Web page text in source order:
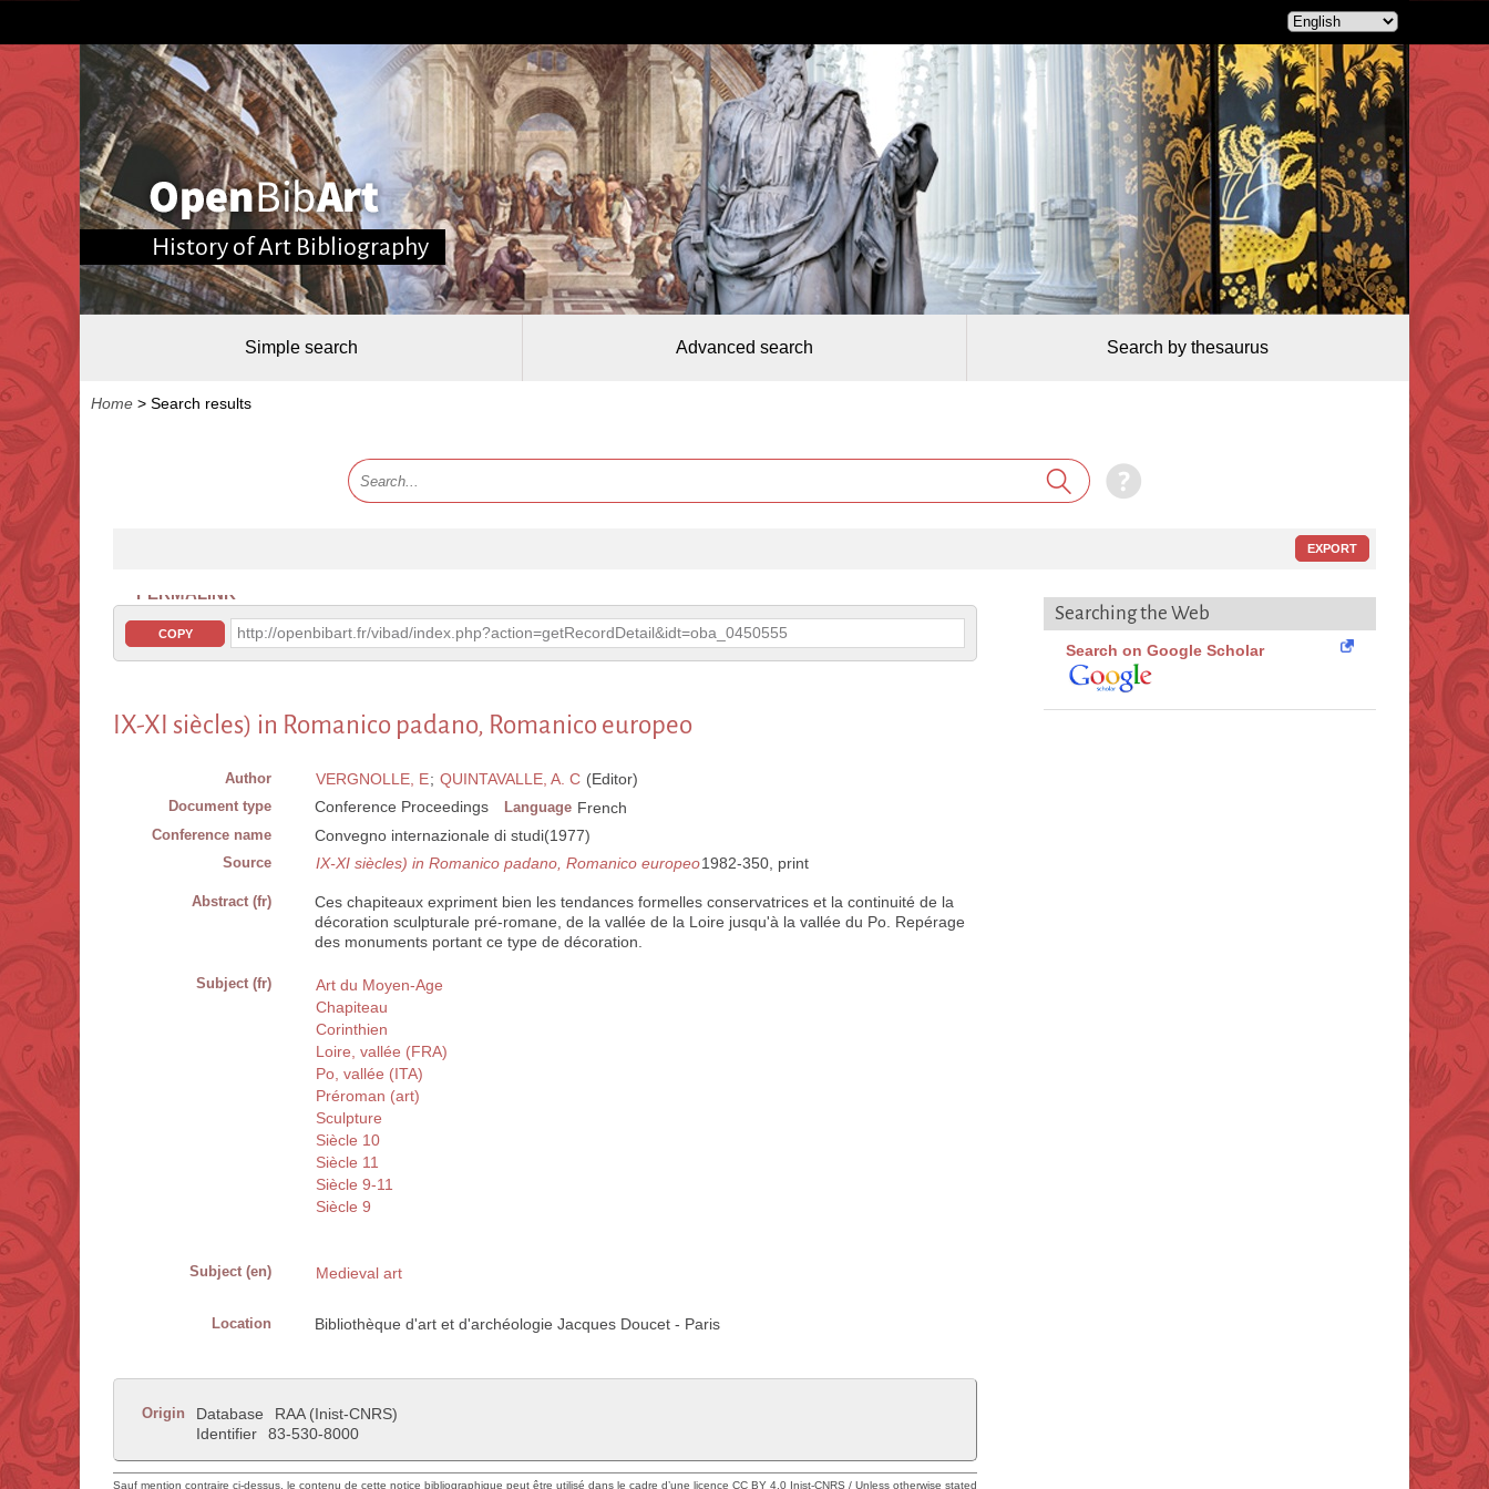
History of Art Bibliography
Simple search Advanced search Search by thesaurus
Home > Search results
EXPORT
PERMALINK
COPY http://openbibart.fr/vibad/index.php?action=getRecordDetail&idt=oba_0450555
IX-XI siècles) in Romanico padano, Romanico europeo
Author VERGNOLLE, E; QUINTAVALLE, A. C (Editor)
Document type Conference Proceedings Language French
Conference name Convegno internazionale di studi(1977)
Source IX-XI siècles) in Romanico padano, Romanico europeo1982-350, print
Abstract (fr)
Ces chapiteaux expriment bien les tendances formelles conservatrices et la continuité de la
décoration sculpturale pré-romane, de la vallée de la Loire jusqu'à la vallée du Po. Repérage
des monuments portant ce type de décoration.
Subject (fr)
Art du Moyen-Age
Chapiteau
Corinthien
Loire, vallée (FRA)
Po, vallée (ITA)
Préroman (art)
Sculpture
Siècle 10
Siècle 11
Siècle 9-11
Siècle 9
Subject (en) Medieval art
Location Bibliothèque d'art et d'archéologie Jacques Doucet - Paris
Origin Database
RAA (Inist-CNRS)
Identifier
83-530-8000
Sauf mention contraire ci-dessus, le contenu de cette notice bibliographique peut être utilisé dans le cadre d’une licence CC BY 4.0 Inist-CNRS / Unless otherwise stated
Searching the Web
Search on Google Scholar